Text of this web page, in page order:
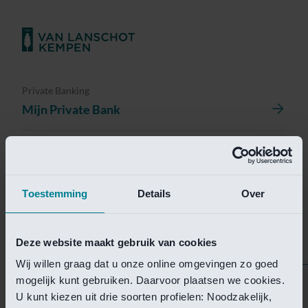
Toestemming Details Over
Deze website maakt gebruik van cookies
Wij willen graag dat u onze online omgevingen zo goed
mogelijk kunt gebruiken. Daarvoor plaatsen we cookies.
U kunt kiezen uit drie soorten profielen: Noodzakelijk,
Private Banking
Mijn Private Bank
Helaas is deze pagina